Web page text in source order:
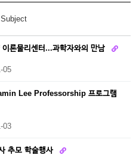
Subject
론물리센터...과학자와의 만남
05
Lee Professorship 프로그램
03
추모 학술행사